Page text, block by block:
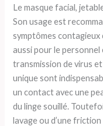
Le masque facial,
Son usage est
symptômes contagieux
aussi pour le
transmission de virus
unique sont
un contact avec une
du linge souillé.
lavage ou d’une